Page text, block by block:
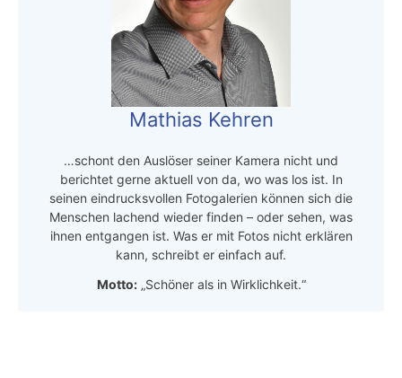
Mathias Kehren
…schont den Auslöser seiner Kamera nicht und
berichtet gerne aktuell von da, wo was los ist. In
seinen eindrucksvollen Fotogalerien können sich die
Menschen lachend wieder finden – oder sehen, was
ihnen entgangen ist. Was er mit Fotos nicht erklären
kann, schreibt er einfach auf.
Motto:„Schöner als in Wirklichkeit.“